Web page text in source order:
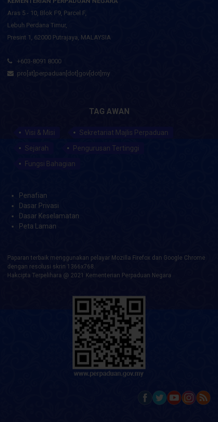
KEMENTERIAN PERPADUAN NEGARA
Aras 5 - 10, Blok F9, Parcel F,
Lebuh Perdana Timur,
Presint 1, 62000 Putrajaya, MALAYSIA
+603-8091 8000
pro[at]perpaduan[dot]gov[dot]my
TAG AWAN
Visi & Misi
Sekretariat Majlis Perpaduan
Sejarah
Pengurusan Tertinggi
Fungsi Bahagian
Penafian
Dasar Privasi
Dasar Keselamatan
Peta Laman
Paparan terbaik menggunakan pelayar Mozilla Firefox dan Google Chrome
dengan resolusi skrin 1366x768.
Hakcipta Terpelihara @ 2021 Kementerian Perpaduan Negara